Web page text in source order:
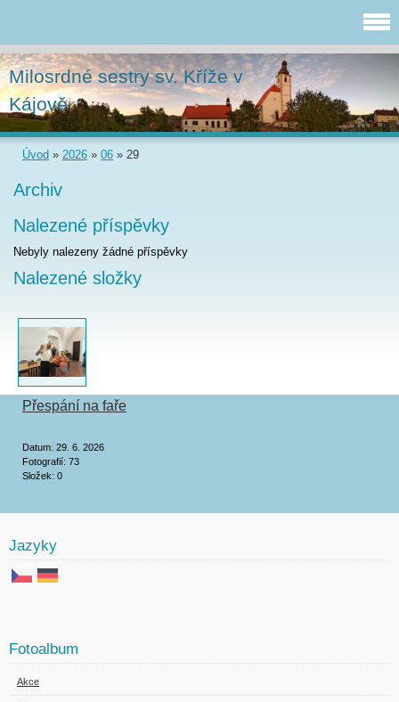
Milosrdné sestry sv. Kříže v
Kájově
Úvod » 2026 » 06 » 29
Archiv
Nalezené příspěvky
Nebyly nalezeny žádné příspěvky
Nalezené složky
Přespání na faře
Datum: 29. 6. 2026
Fotografií: 73
Složek: 0
Jazyky
Fotoalbum
Akce